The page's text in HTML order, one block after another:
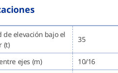
de elevación bajo el
(t)
35
ejes (m)
10/16